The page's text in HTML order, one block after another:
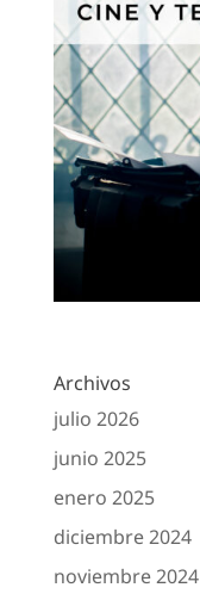
Archivos
julio 2026
junio 2025
enero 2025
diciembre 2024
noviembre 2024